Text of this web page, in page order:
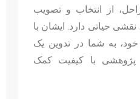
از انتخاب و تصویب
حیاتی دارد. ایشان با
به شما در تدوین یک
پژوهشی با کیفیت کمک